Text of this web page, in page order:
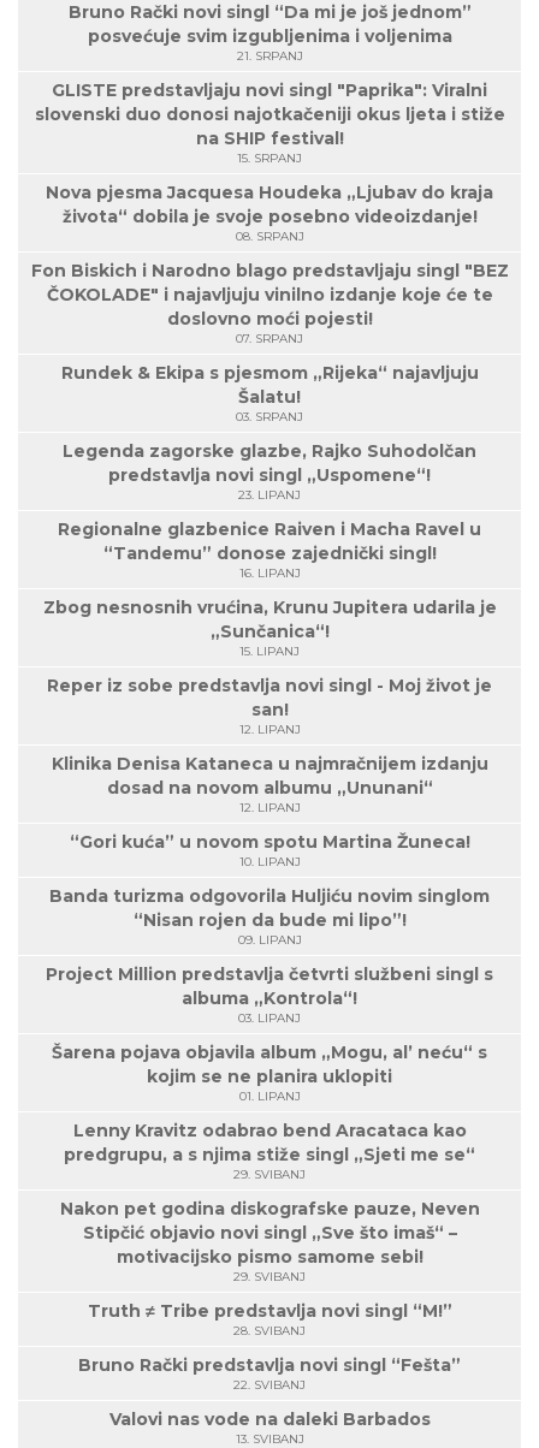
Bruno Rački novi singl “Da mi je još jednom”
posvećuje svim izgubljenima i voljenima
21. SRPANJ
GLISTE predstavljaju novi singl "Paprika": Viralni
slovenski duo donosi najotkačeniji okus ljeta i stiže
na SHIP festival!
15. SRPANJ
Nova pjesma Jacquesa Houdeka „Ljubav do kraja
života“ dobila je svoje posebno videoizdanje!
08. SRPANJ
Fon Biskich i Narodno blago predstavljaju singl "BEZ
ČOKOLADE" i najavljuju vinilno izdanje koje će te
doslovno moći pojesti!
07. SRPANJ
Rundek & Ekipa s pjesmom „Rijeka“ najavljuju
Šalatu!
03. SRPANJ
Legenda zagorske glazbe, Rajko Suhodolčan
predstavlja novi singl „Uspomene“!
23. LIPANJ
Regionalne glazbenice Raiven i Macha Ravel u
“Tandemu” donose zajednički singl!
16. LIPANJ
Zbog nesnosnih vrućina, Krunu Jupitera udarila je
„Sunčanica“!
15. LIPANJ
Reper iz sobe predstavlja novi singl - Moj život je
san!
12. LIPANJ
Klinika Denisa Kataneca u najmračnijem izdanju
dosad na novom albumu „Ununani“
12. LIPANJ
“Gori kuća” u novom spotu Martina Žuneca!
10. LIPANJ
Banda turizma odgovorila Huljiću novim singlom
“Nisan rojen da bude mi lipo”!
09. LIPANJ
Project Million predstavlja četvrti službeni singl s
albuma „Kontrola“!
03. LIPANJ
Šarena pojava objavila album „Mogu, al’ neću“ s
kojim se ne planira uklopiti
01. LIPANJ
Lenny Kravitz odabrao bend Aracataca kao
predgrupu, a s njima stiže singl „Sjeti me se“
29. SVIBANJ
Nakon pet godina diskografske pauze, Neven
Stipčić objavio novi singl „Sve što imaš“ –
motivacijsko pismo samome sebi!
29. SVIBANJ
Truth ≠ Tribe predstavlja novi singl “M!”
28. SVIBANJ
Bruno Rački predstavlja novi singl “Fešta”
22. SVIBANJ
Valovi nas vode na daleki Barbados
13. SVIBANJ